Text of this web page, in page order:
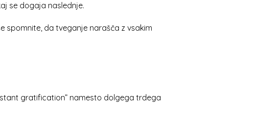
se dogaja naslednje.
spomnite, da tveganje narašča z vsakim
gratification” namesto dolgega trdega